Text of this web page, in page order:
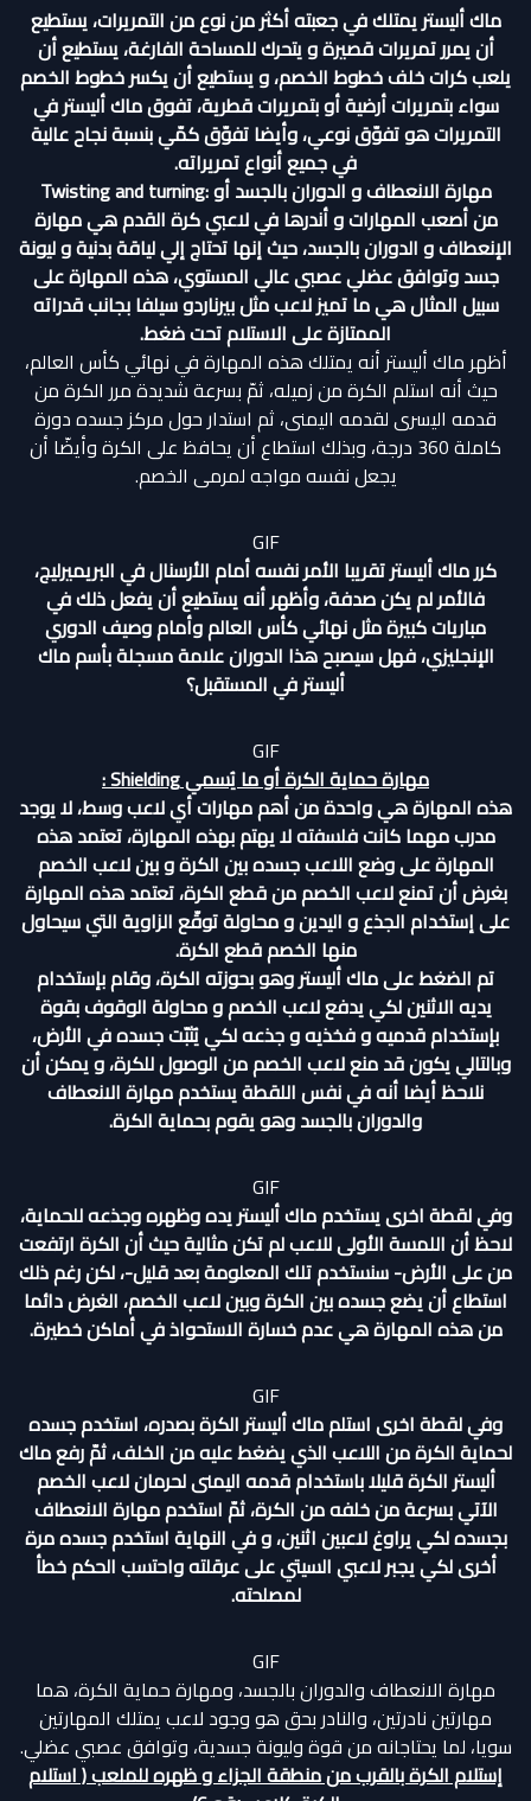
ماك أليستر يمتلك في جعبته أكثر من نوع من التمريرات، يستطيع
أن يمرر تمريرات قصيرة و يتحرك للمساحة الفارغة، يستطيع أن
يلعب كرات خلف خطوط الخصم، و يستطيع أن يكسر خطوط الخصم
سواء بتمريرات أرضية أو بتمريرات قطرية، تفوق ماك أليستر في
التمريرات هو تفوّق نوعي، وأيضا تفوّق كمّي بنسبة نجاح عالية
في جميع أنواع تمريراته.
مهارة الانعطاف و الدوران بالجسد أو :Twisting and turning
من أصعب المهارات و أندرها في لاعبي كرة القدم هي مهارة
الإنعطاف و الدوران بالجسد، حيث إنها تحتاج إلي لياقة بدنية و ليونة
جسد وتوافق عضلي عصبي عالي المستوي، هذه المهارة على
سبيل المثال هي ما تميز لاعب مثل بيرناردو سيلفا بجانب قدراته
الممتازة على الاستلام تحت ضغط.
أظهر ماك أليستر أنه يمتلك هذه المهارة في نهائي كأس العالم،
حيث أنه استلم الكرة من زميله، ثمّ بسرعة شديدة مرر الكرة من
قدمه اليسرى لقدمه اليمنى، ثم استدار حول مركز جسده دورة
كاملة 360 درجة، وبذلك استطاع أن يحافظ على الكرة وأيضّا أن
يجعل نفسه مواجه لمرمى الخصم.
GIF
كرر ماك أليستر تقريبا الأمر نفسه أمام الأرسنال في البريميرليج،
فالأمر لم يكن صدفة، وأظهر أنه يستطيع أن يفعل ذلك في
مباريات كبيرة مثل نهائي كأس العالم وأمام وصيف الدوري
الإنجليزي، فهل سيصبح هذا الدوران علامة مسجلة بأسم ماك
أليستر في المستقبل؟
GIF
مهارة حماية الكرة أو ما يُسميShielding
:
هذه المهارة هي واحدة من أهم مهارات أي لاعب وسط، لا يوجد
مدرب مهما كانت فلسفته لا يهتم بهذه المهارة، تعتمد هذه
المهارة على وضع اللاعب جسده بين الكرة و بين لاعب الخصم
بغرض أن تمنع لاعب الخصم من قطع الكرة، تعتمد هذه المهارة
على إستخدام الجذع و اليدين و محاولة توقّع الزاوية التي سيحاول
منها الخصم قطع الكرة.
تم الضغط على ماك أليستر وهو بحوزته الكرة، وقام بإستخدام
يديه الاثنين لكي يدفع لاعب الخصم و محاولة الوقوف بقوة
بإستخدام قدميه و فخذيه و جذعه لكي يُثبّت جسده في الأرض،
وبالتالي يكون قد منع لاعب الخصم من الوصول للكرة، و يمكن أن
نلاحظ أيضا أنه في نفس اللقطة يستخدم مهارة الانعطاف
والدوران بالجسد وهو يقوم بحماية الكرة.
GIF
وفي لقطة اخرى يستخدم ماك أليستر يده وظهره وجذعه للحماية،
لاحظ أن اللمسة الأولى للاعب لم تكن مثالية حيث أن الكرة ارتفعت
من على الأرض- سنستخدم تلك المعلومة بعد قليل-، لكن رغم ذلك
استطاع أن يضع جسده بين الكرة وبين لاعب الخصم، الغرض دائما
من هذه المهارة هي عدم خسارة الاستحواذ في أماكن خطيرة.
GIF
وفي لقطة اخرى استلم ماك أليستر الكرة بصدره، استخدم جسده
لحماية الكرة من اللاعب الذي يضغط عليه من الخلف، ثمّ رفع ماك
أليستر الكرة قليلا باستخدام قدمه اليمنى لحرمان لاعب الخصم
الآتي بسرعة من خلفه من الكرة، ثمّ استخدم مهارة الانعطاف
بجسده لكي يراوغ لاعبين اثنين، و في النهاية استخدم جسده مرة
أخرى لكي يجبر لاعبي السيتي على عرقلته واحتسب الحكم خطأ
لمصلحته.
GIF
مهارة الانعطاف والدوران بالجسد، ومهارة حماية الكرة، هما
مهارتين نادرتين، والنادر بحق هو وجود لاعب يمتلك المهارتين
سويا، لما يحتاجانه من قوة وليونة جسدية، وتوافق عصبي عضلي.
إستلام الكرة بالقرب من منطقة الجزاء و ظهره للملعب ( استلام